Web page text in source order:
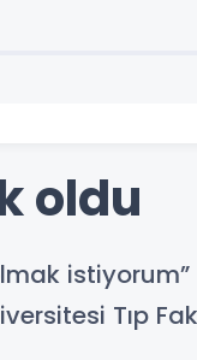
oldu
Tıp